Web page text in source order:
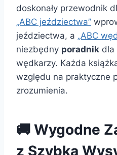
doskonały przewodnik
„ABC jeździectwa”
jeździectwa, a „ABC
niezbędny poradnik dla
wędkarzy. Każda
względu na praktyczne
zrozumienia.
🚚 Wygodne
z Szybką